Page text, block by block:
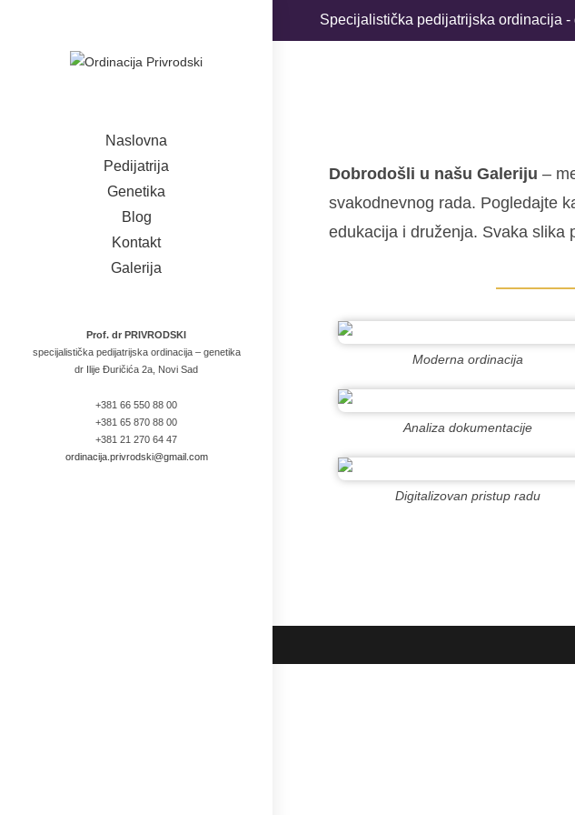
Specijalistička pedijatrijska ordinacija -
Naslovna
Pedijatrija
Genetika
Blog
Kontakt
Galerija
Prof. dr PRIVRODSKI
specijalistička pedijatrijska ordinacija – genetika
dr Ilije Đuričića 2a, Novi Sad
+381 66 550 88 00
+381 65 870 88 00
+381 21 270 64 47
ordinacija.privrodski@gmail.com
Dobrodošli u našu Galeriju –
svakodnevnog rada. Pogledajte
edukacija i druženja. Svaka slika
Moderna ordinacija
Analiza dokumentacije
Digitalizovan pristup radu